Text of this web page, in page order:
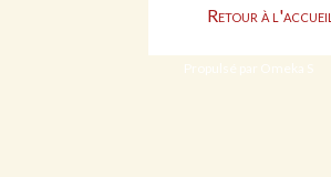
Retour à l'accueil
Propulsé par Omeka S